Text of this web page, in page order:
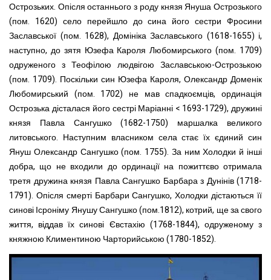
Острозьких. Опісля останнього з роду князя Януша Острозького
(пом. 1620) село перейшло до сина його сестри Фросини
Заславської (пом. 1628), Домініка Заславського (1618-1655) і,
наступно, до зятя Юзефа Кароля Любомирського (пом. 1709)
одруженого з Теофілою людвігою Заславською-Острозькою
(пом. 1709). Поскільки син Юзефа Кароля, Олександр Доменік
Любомирський (пом. 1702) не мав спадкоємців, ординація
Острозька дісталася його сестрі Маріанні < 1693-1729), дружині
князя Павла Сангушко (1682-1750) маршалка великого
литовського. Наступним власником села стає їх єдиний син
Януш Олександр Сангушко (пом. 1755). За ним Холодки й інші
добра, що не входили до ординації на пожиттєво отримала
третя дружина князя Павла Сангушко Барбара з Дунінів (1718-
1791). Опісля смерті Барбари Сангушко, Холодки дістаються її
синові Ісроніму Янушу Сангушко (пом.1812), котрий, ще за свого
життя, віддав їх синові Євстахію (1768-1844), одруженому з
княжною Климентиною Чарторийською (1780-1852).